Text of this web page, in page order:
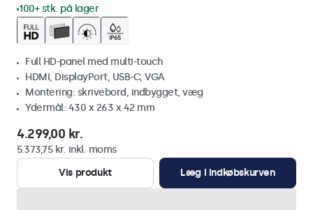
100+ stk. på lager
Full HD-panel med multi-touch
HDMI, DisplayPort, USB-C, VGA
Montering: skrivebord, indbygget, væg
Ydermål: 430 x 263 x 42 mm
4.299,00 kr.
5.373,75 kr. inkl. moms
Vis produkt
Læg i indkøbskurven